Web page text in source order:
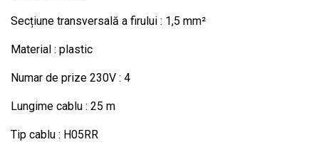
Secțiune transversală a firului : 1,5 mm²
Material : plastic
Numar de prize 230V : 4
Lungime cablu : 25 m
Tip cablu : H05RR